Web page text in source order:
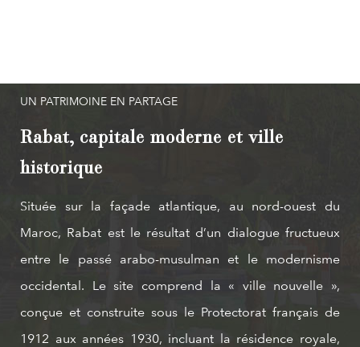
UN PATRIMOINE EN PARTAGE
Rabat, capitale moderne et ville
historique
Située sur la façade atlantique, au nord-ouest du
Maroc, Rabat est le résultat d’un dialogue fructueux
entre le passé arabo-musulman et le modernisme
occidental. Le site comprend la « ville nouvelle »,
conçue et construite sous le Protectorat français de
1912 aux années 1930, incluant la résidence royale,